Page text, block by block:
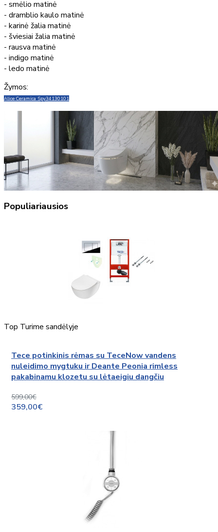
- smėlio matinė
- dramblio kaulo matinė
- karinė žalia matinė
- šviesiai žalia matinė
- rausva matinė
- indigo matinė
- ledo matinė
Žymos:
Alice Ceramica Spy34130101
Populiariausios
Top Turime sandėlyje
Tece potinkinis rėmas su TeceNow vandens
nuleidimo mygtuku ir Deante Peonia rimless
pakabinamu klozetu su lėtaeigiu dangčiu
599,00€
359,00€